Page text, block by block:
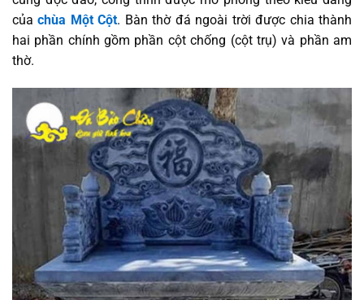
củachùa Một Cột. Bàn thờ đá ngoài trời được chia thành
hai phần chính gồm phần cột chống (cột trụ) và phần am
thờ.